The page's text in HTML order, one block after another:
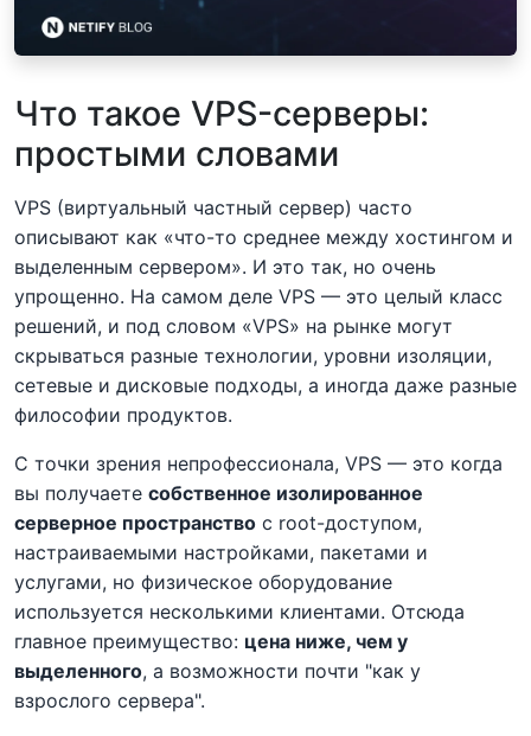
Что такое VPS-серверы:
простыми словами
VPS (виртуальный частный сервер) часто
описывают как «что-то среднее между хостингом и
выделенным сервером». И это так, но очень
упрощенно. На самом деле VPS — это целый класс
решений, и под словом «VPS» на рынке могут
скрываться разные технологии, уровни изоляции,
сетевые и дисковые подходы, а иногда даже разные
философии продуктов.
С точки зрения непрофессионала, VPS — это когда
вы получаете собственное изолированное
серверное пространство с root-доступом,
настраиваемыми настройками, пакетами и
услугами, но физическое оборудование
используется несколькими клиентами. Отсюда
главное преимущество: цена ниже, чем у
выделенного, а возможности почти "как у
взрослого сервера".